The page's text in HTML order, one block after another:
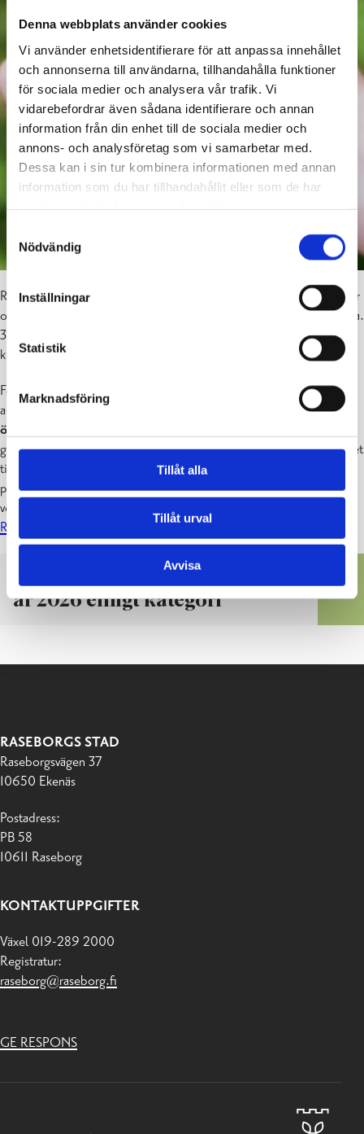
Denna webbplats använder cookies
Vi använder enhetsidentifierare för att anpassa innehållet
och annonserna till användarna, tillhandahålla funktioner
för sociala medier och analysera vår trafik. Vi
vidarebefordrar även sådana identifierare och annan
information från din enhet till de sociala medier och
annons- och analysföretag som vi samarbetar med.
Dessa kan i sin tur kombinera informationen med annan
information som du har tillhandahållit eller som de har
Nödvändig
Inställningar
Statistik
Marknadsföring
Tillåt alla
Tillåt urval
Avvisa
Raseborgs stad delar årligen ut verksamhetsunderstöd till föreningar
och andra aktörer såsom kulturaktörer och väglag. År 2026 delas ca.
300 000 euro ut i understöd. Nedan finns listade bidrag som
kultur- och fritidsnämnden och stadsstyrelsen beviljat.
För att öka öppenheten kring vad gemensamma skattemedel
används till,
ska varje aktör som får ett understöd som
överskrider 1000 € tydligt kommunicera om det.
genom att placera stadens logotyp eller ett omnämnande om stödet
till exempel på en webbplats, i en årsberättelse, ett
pressmeddelande eller i andra medier eller publikationer där
verksamheten presenteras. Stadens logotyp kan laddas ned i
Raseborgs stads mediabank
år 2026 enligt kategori
RASEBORGS STAD
Raseborgsvägen 37
10650 Ekenäs
Postadress:
PB 58
10611 Raseborg
KONTAKTUPPGIFTER
Växel 019-289 2000
Registratur:
raseborg@raseborg.fi
GE RESPONS